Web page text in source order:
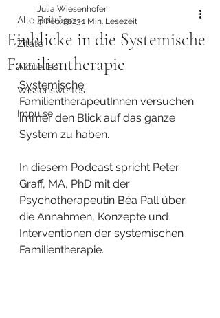
Alle Beiträge
Zitate
Aktuelles
Wissenswertes
Impulse
Einblicke in die Systemische
Familientherapie
Julia Wiesenhofer
4. Feb. 20231 Min. Lesezeit
Systemische
FamilientherapeutInnen versuchen
immer den Blick auf das ganze
System zu haben.
In diesem Podcast spricht Peter
Graff, MA, PhD mit der
Psychotherapeutin Béa Pall über
die Annahmen, Konzepte und
Interventionen der systemischen
Familientherapie.